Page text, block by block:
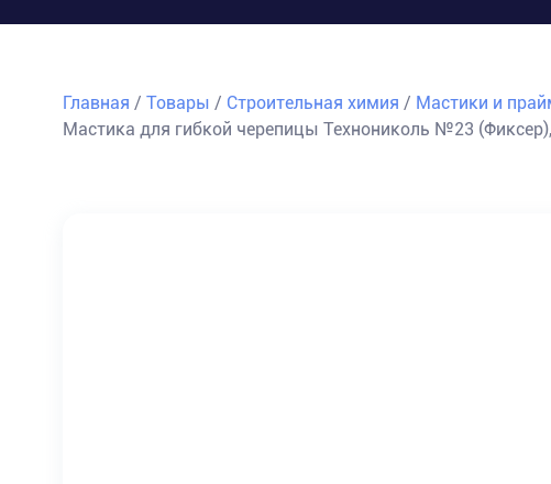
Главная / Товары / Строительная химия / Мастики и
Мастика для гибкой черепицы Технониколь №23